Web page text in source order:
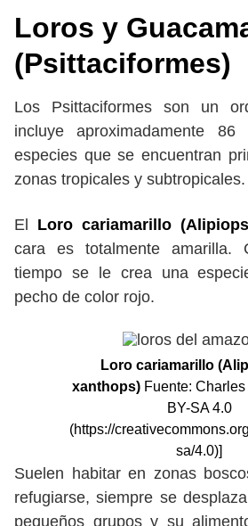
Loros y
(Psittaciformes)
Los Psittaciformes son un
incluye aproximadamente
especies que se encuentran
zonas tropicales y subtropicales.
El Loro cariamarillo
cara es totalmente amarilla.
tiempo se le crea una
pecho de color rojo.
Loro cariamarillo
xanthops) Fuente:
BY-SA 4.0
(https://
sa/4.0)]
Suelen habitar en zonas
refugiarse, siempre se
pequeños grupos y su